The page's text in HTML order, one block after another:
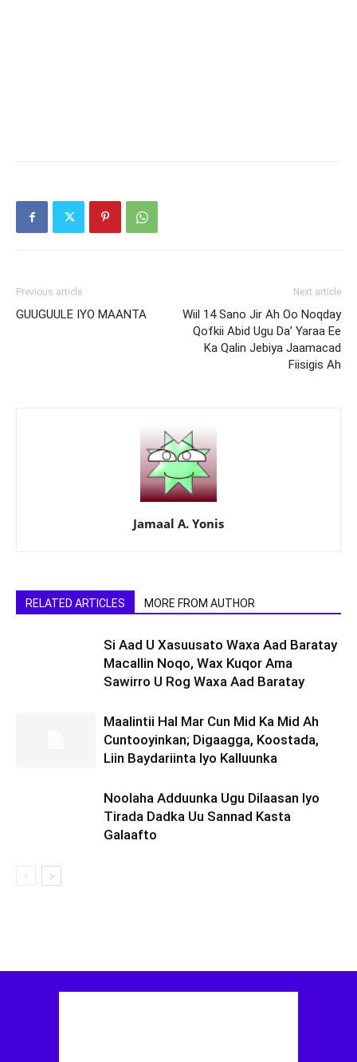
Previous article
GUUGUULE IYO MAANTA
Next article
Wiil 14 Sano Jir Ah Oo Noqday
Qofkii Abid Ugu Da’ Yaraa Ee
Ka Qalin Jebiya Jaamacad
Fiisigis Ah
Jamaal A. Yonis
RELATED ARTICLES MORE FROM AUTHOR
Si Aad U Xasuusato Waxa Aad Baratay
Macallin Noqo, Wax Kuqor Ama
Sawirro U Rog Waxa Aad Baratay
Maalintii Hal Mar Cun Mid Ka Mid Ah
Cuntooyinkan; Digaagga, Koostada,
Liin Baydariinta Iyo Kalluunka
Noolaha Adduunka Ugu Dilaasan Iyo
Tirada Dadka Uu Sannad Kasta
Galaafto